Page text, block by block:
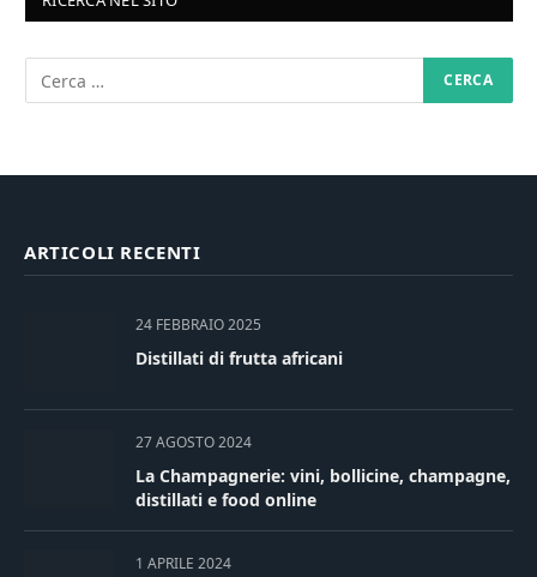
ARTICOLI RECENTI
24 FEBBRAIO 2025
Distillati di frutta africani
27 AGOSTO 2024
La Champagnerie: vini, bollicine, champagne,
distillati e food online
1 APRILE 2024